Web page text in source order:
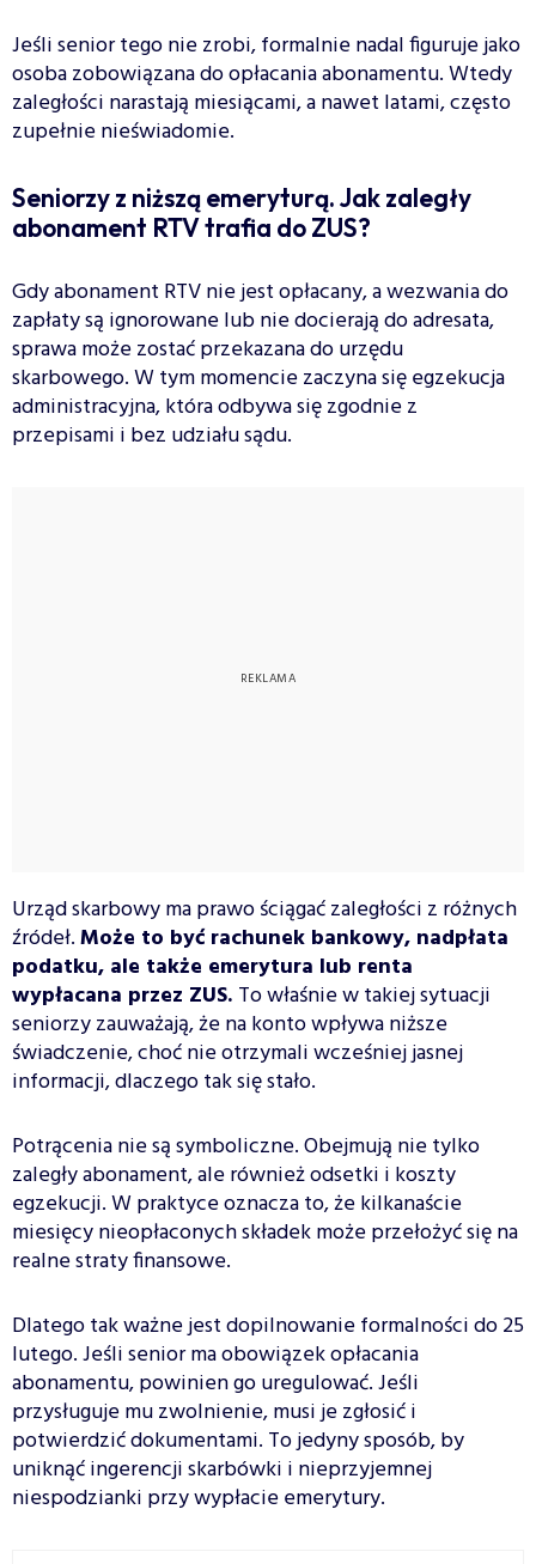
Jeśli senior tego nie zrobi, formalnie nadal figuruje jako
osoba zobowiązana do opłacania abonamentu. Wtedy
zaległości narastają miesiącami, a nawet latami, często
zupełnie nieświadomie.
Seniorzy z niższą emeryturą. Jak zaległy
abonament RTV trafia do ZUS?
Gdy abonament RTV nie jest opłacany, a wezwania do
zapłaty są ignorowane lub nie docierają do adresata,
sprawa może zostać przekazana do urzędu
skarbowego. W tym momencie zaczyna się egzekucja
administracyjna, która odbywa się zgodnie z
przepisami i bez udziału sądu.
Urząd skarbowy ma prawo ściągać zaległości z różnych
źródeł.Może to być rachunek bankowy, nadpłata
podatku, ale także emerytura lub renta
wypłacana przez ZUS. To właśnie w takiej sytuacji
seniorzy zauważają, że na konto wpływa niższe
świadczenie, choć nie otrzymali wcześniej jasnej
informacji, dlaczego tak się stało.
Potrącenia nie są symboliczne. Obejmują nie tylko
zaległy abonament, ale również odsetki i koszty
egzekucji. W praktyce oznacza to, że kilkanaście
miesięcy nieopłaconych składek może przełożyć się na
realne straty finansowe.
Dlatego tak ważne jest dopilnowanie formalności do 25
lutego. Jeśli senior ma obowiązek opłacania
abonamentu, powinien go uregulować. Jeśli
przysługuje mu zwolnienie, musi je zgłosić i
potwierdzić dokumentami. To jedyny sposób, by
uniknąć ingerencji skarbówki i nieprzyjemnej
niespodzianki przy wypłacie emerytury.